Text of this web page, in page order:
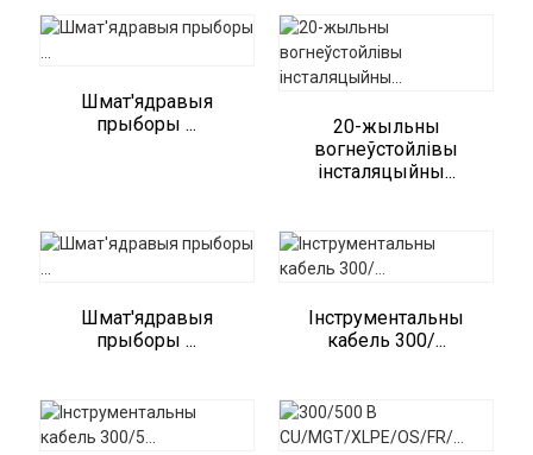
Шмат'ядравыя
прыборы ...
20-жыльны
вогнеўстойлівы
інсталяцыйны...
Шмат'ядравыя
прыборы ...
Інструментальны
кабель 300/...